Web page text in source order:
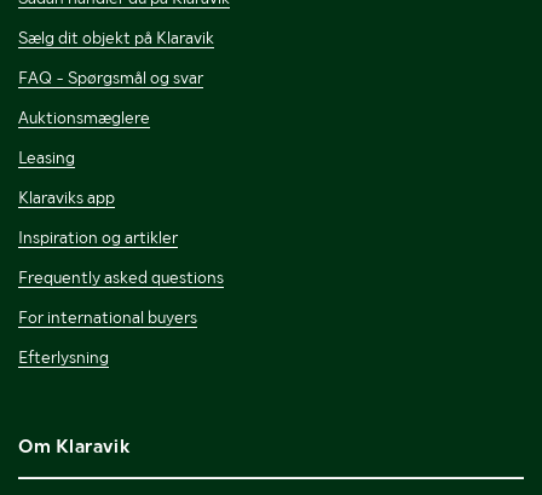
Sælg dit objekt på Klaravik
FAQ - Spørgsmål og svar
Auktionsmæglere
Leasing
Klaraviks app
Inspiration og artikler
Frequently asked questions
For international buyers
Efterlysning
Om Klaravik